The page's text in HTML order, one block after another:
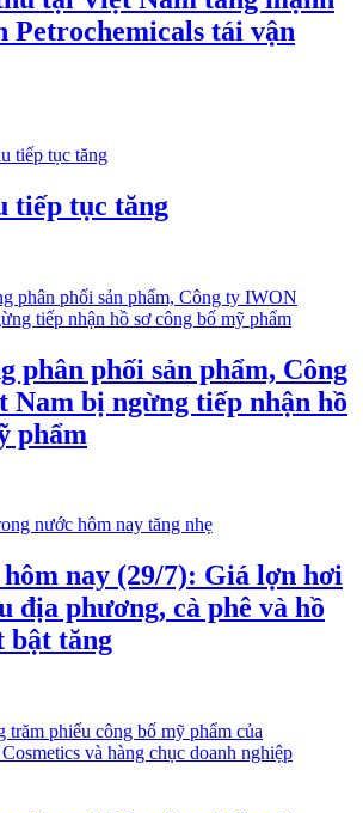
Petrochemicals tái vận
tiếp tục tăng
phân phối sản phẩm, Công
bị ngừng tiếp nhận hồ
phẩm
hôm nay (29/7): Giá lợn hơi
địa phương, cà phê và hồ
bật tăng